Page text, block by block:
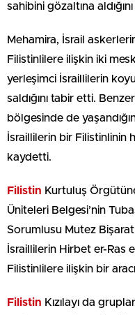
sahibini gözaltına
Mehamira, İsrail
Filistinlilere ilişkin iki
yerleşimci İsraillilerin
saldığını tabir etti.
bölgesinde de
İsraillilerin bir Filistinlinin
kaydetti.
Filistin Kurtuluş
Üniteleri Belgesi’nin
Sorumlusu Mutez Bişarat
İsraillilerin Hirbet er-Ras
Filistinlilere ilişkin bir
Filistin Kızılayı da